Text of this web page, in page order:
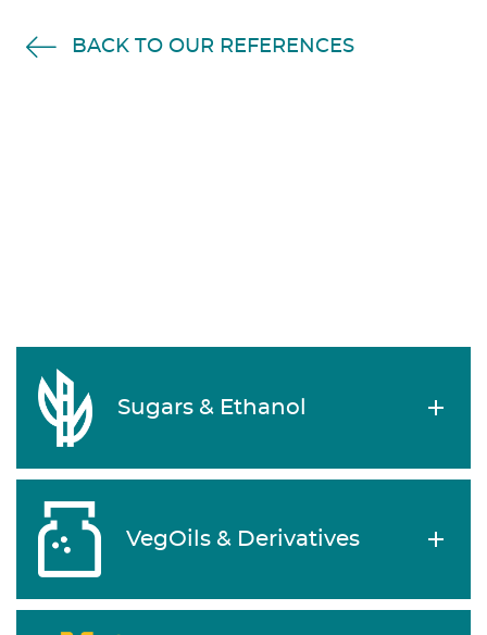
BACK TO OUR REFERENCES
Sugars & Ethanol
VegOils & Derivatives